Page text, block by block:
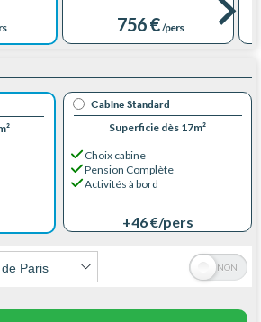
756 € /pers
Cabine Standard
Superficie dès 17m²
Choix cabine
Pension Complète
Activités à bord
+46 €/pers